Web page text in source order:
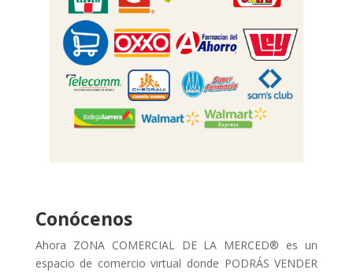
Conócenos
Ahora ZONA COMERCIAL DE LA MERCED® es un
espacio de comercio virtual donde PODRÁS VENDER